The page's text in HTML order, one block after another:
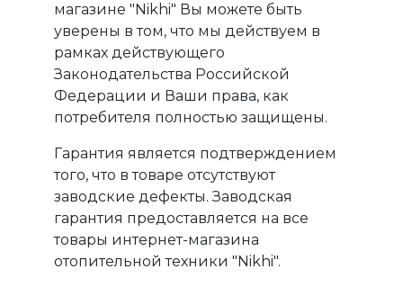
магазине "Nikhi" Вы можете быть
уверены в том, что мы действуем в
рамках действующего
Законодательства Российской
Федерации и Ваши права, как
потребителя полностью защищены.
Гарантия является подтверждением
того, что в товаре отсутствуют
заводские дефекты. Заводская
гарантия предоставляется на все
товары интернет-магазина
отопительной техники "Nikhi".